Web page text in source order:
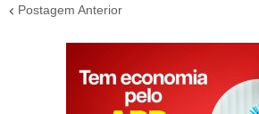
Postagem Anterior